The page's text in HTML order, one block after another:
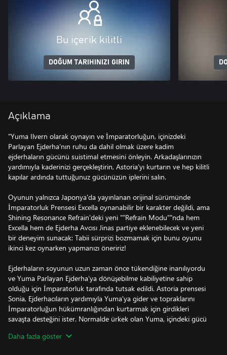
Bu içerik kilitli
DOĞUM TARIHINIZI GIRIN
Açıklama
"Yuma Ilvern olarak oynayın ve İmparatorluğun, içinizdeki
Parlayan Ejderha'nın ruhu da dahil olmak üzere kadim
ejderhaların gücünü suistimal etmesini önleyin. Arkadaşlarınızın
yardımıyla kaderinizi gerçekleştirin, Astoria'yı kurtarın ve hep kilitli
kapılar ardında tuttuğunuz gücünüzün iplerini salın.
Oyunun yalnızca Japonya'da yayınlanan orijinal sürümünde
İmparatorluk Prensesi Excella oynanabilir bir karakter değildi, ama
Shining Resonance Refrain'deki yeni ""Refrain Modu""nda hem
Excella hem de Ejderha Avcısı Jinas partiye eklenebilecek ve yeni
bir deneyim sunacak: Tabii sürprizi bozmamak için bunu oyunu
ikinci kez oynarken yapmanızı öneririz!
Ejderhaların soyunun uzun zaman önce tükendiğine inanılıyordu
ve Yuma Parlayan Ejderha'ya dönüşebilme kabiliyetine sahip
olduğu için İmparatorluk tarafında tutsak edildi. Astoria prensesi
Sonia, Ejderhacıların yardımıyla Yuma'ya gider ve topraklarını
İmparatorluğun hükümranlığından kurtarmak için girdikleri
savaşta desteğini ister. Normalde ürkek olan Yuma, içindeki gücü
Daha fazla göster